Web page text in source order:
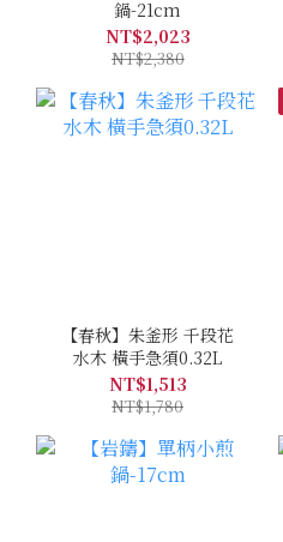
鍋-21cm
NT$2,023
NT$2,380
【春秋】朱釜形 千段花
水木 橫手急須0.32L
NT$1,513
NT$1,780